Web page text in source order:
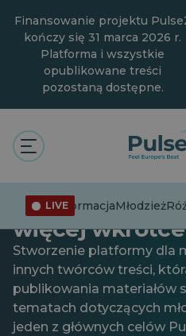
głównej
Finansowanie projektu
kończy się 31 marca 2026 r.
Platforma i wszystkie
opublikowane treści
pozostaną dostępne.
LIVE
DezinformacjaMłodzież
Młodzież
Pierwszy
twórców
więcej wkrótce
Stworzenie platformy dla
innych twórców treści,
publikowania materiałów
tematach dotyczących
jeden z głównych celów